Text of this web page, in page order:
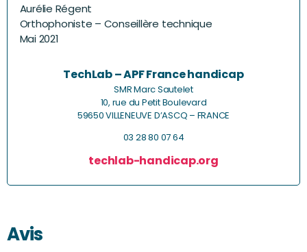
Aurélie Régent
Orthophoniste – Conseillère technique
Mai 2021
TechLab – APF France handicap
SMR Marc Sautelet
10, rue du Petit Boulevard
59650 VILLENEUVE D’ASCQ – FRANCE
03 28 80 07 64
techlab-handicap.org
Avis